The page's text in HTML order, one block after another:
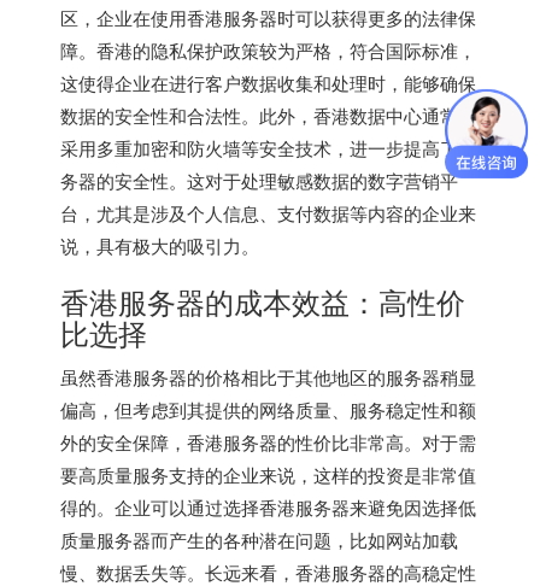
区，企业在使用香港服务器时可以获得更多的法律保
障。香港的隐私保护政策较为严格，符合国际标准，
这使得企业在进行客户数据收集和处理时，能够确保
数据的安全性和合法性。此外，香港数据中心通常会
采用多重加密和防火墙等安全技术，进一步提高了服
务器的安全性。这对于处理敏感数据的数字营销平
台，尤其是涉及个人信息、支付数据等内容的企业来
说，具有极大的吸引力。
香港服务器的成本效益：高性价
比选择
虽然香港服务器的价格相比于其他地区的服务器稍显
偏高，但考虑到其提供的网络质量、服务稳定性和额
外的安全保障， 香港服务器的性价比非常高。对于需
要高质量服务支持的企业来说，这样的投资是非常值
得的。企业可以通过选择香港服务器来避免因选择低
质量服务器而产生的各种潜在问题，比如网站加载
慢、数据丢失等。长远来看，香港服务器的高稳定性